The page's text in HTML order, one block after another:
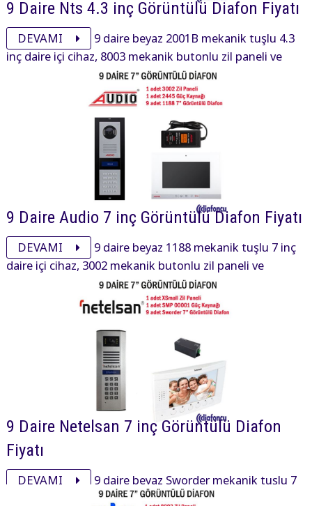
9 Daire Nts 4.3 inç Görüntülü Diafon Fiyatı
DEVAMI
9 daire beyaz 2001B mekanik tuşlu 4.3
inç daire içi cihaz, 8003 mekanik butonlu zil paneli ve
aksesuarı ile görüntülü diafon paketi 17465₺ dir.
9 Daire Audio 7 inç Görüntülü Diafon Fiyatı
DEVAMI
9 daire beyaz 1188 mekanik tuşlu 7 inç
daire içi cihaz, 3002 mekanik butonlu zil paneli ve
aksesuarı ile görüntülü diafon paketi 33000₺ dir.
9 Daire Netelsan 7 inç Görüntülü Diafon
Fiyatı
DEVAMI
9 daire beyaz Sworder mekanik tuşlu 7
inç daire içi cihaz, xsmall mekanik tuşlu zil paneli ve